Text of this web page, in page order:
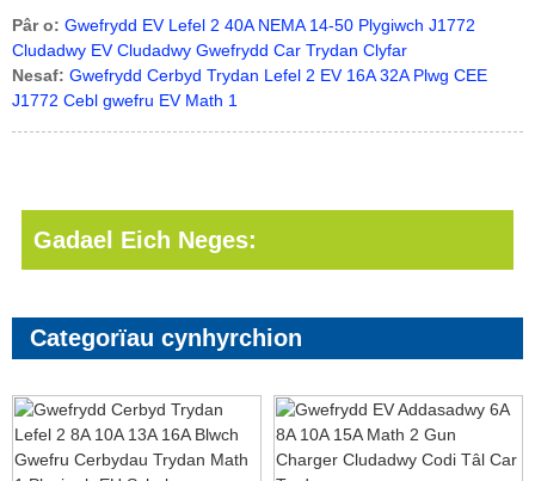
Pâr o: Gwefrydd EV Lefel 2 40A NEMA 14-50 Plygiwch J1772
Cludadwy EV Cludadwy Gwefrydd Car Trydan Clyfar
Nesaf: Gwefrydd Cerbyd Trydan Lefel 2 EV 16A 32A Plwg CEE
J1772 Cebl gwefru EV Math 1
Gadael Eich Neges:
Categorïau cynhyrchion